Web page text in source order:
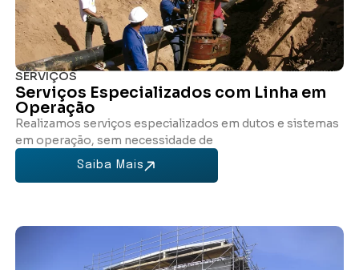
SERVIÇOS
Serviços Especializados com Linha em
Operação
Realizamos serviços especializados em dutos e sistemas
em operação, sem necessidade de
Saiba Mais